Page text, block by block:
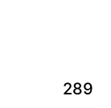
289